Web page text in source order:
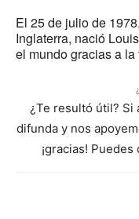
El 25 de julio de
Inglaterra, nació
el mundo gracias a
¿Te resultó útil? Si
difunda y nos
¡gracias!